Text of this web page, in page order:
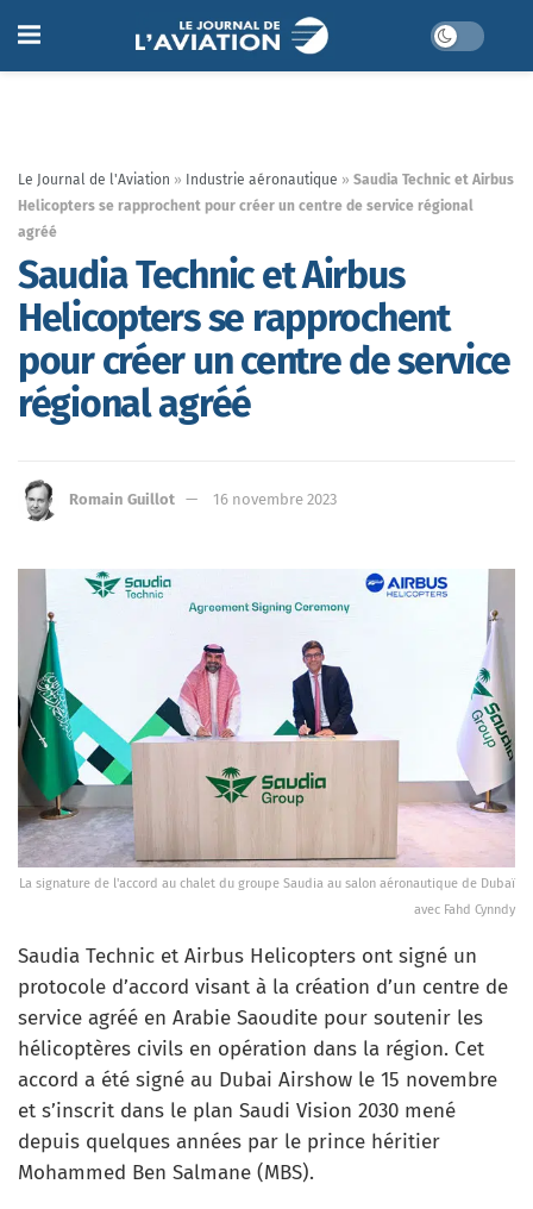
Le Journal de l'Aviation » Industrie aéronautique » Saudia Technic et Airbus
Helicopters se rapprochent pour créer un centre de service régional
agréé
Saudia Technic et Airbus
Helicopters se rapprochent
pour créer un centre de service
régional agréé
Romain Guillot 16 novembre 2023
La signature de l'accord au chalet du groupe Saudia au salon aéronautique de Dubaï
avec Fahd Cynndy
Saudia Technic et Airbus Helicopters ont signé un
protocole d’accord visant à la création d’un centre de
service agréé en Arabie Saoudite pour soutenir les
hélicoptères civils en opération dans la région. Cet
accord a été signé au Dubai Airshow le 15 novembre
et s’inscrit dans le plan Saudi Vision 2030 mené
depuis quelques années par le prince héritier
Mohammed Ben Salmane (MBS).